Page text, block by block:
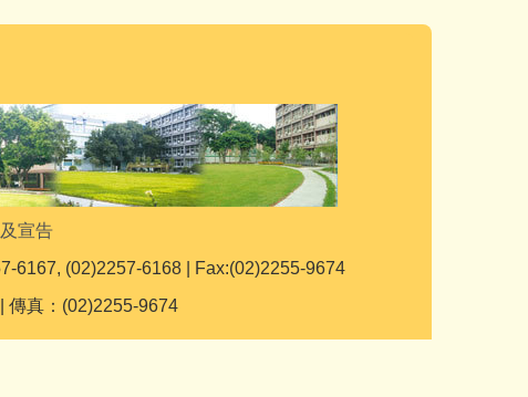
宣告
6167, (02)2257-6168 | Fax:(02)2255-9674
傳真：(02)2255-9674